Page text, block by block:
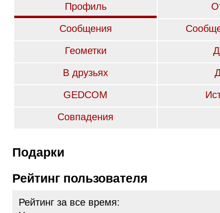
Профиль
Сообщения
Геометки
В друзьях
GEDCOM
Совпадения
Подарки
Рейтинг пользователя
Рейтинг за все время: